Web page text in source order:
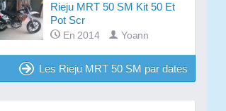
Rieju MRT 50 SM Kit 50 Et
Pot Scr
En 2014 Yoann
Les Rieju MRT 50 SM par dates